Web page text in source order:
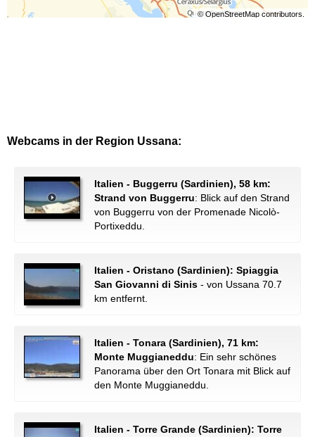
©OpenStreetMapcontributors.
Webcams in der Region Ussana:
Italien - Buggerru (Sardinien), 58 km:
Strand von Buggerru: Blick auf den Strand
von Buggerru von der Promenade Nicolò-
Portixeddu.
Italien - Oristano (Sardinien): Spiaggia
San Giovanni di Sinis - von Ussana 70.7
km entfernt.
Italien - Tonara (Sardinien), 71 km:
Monte Muggianeddu: Ein sehr schönes
Panorama über den Ort Tonara mit Blick auf
den Monte Muggianeddu.
Italien - Torre Grande (Sardinien): Torre